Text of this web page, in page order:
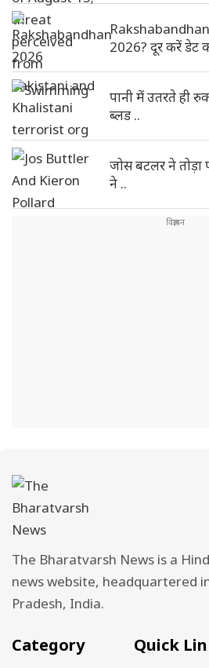
2026? दूर करें डेट
पानी में उतरते ही
ब्लड ..
जोस बटलर ने तोड़ा
ने ..
The Bharatvarsh News is a
news website, headquartered
Pradesh, India.
Category Quick